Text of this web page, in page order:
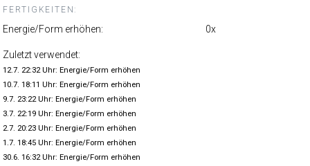
FERTIGKEITEN:
Energie/Form erhöhen: 0x
Zuletzt verwendet:
12.7. 22:32 Uhr: Energie/Form erhöhen
10.7. 18:11 Uhr: Energie/Form erhöhen
9.7. 23:22 Uhr: Energie/Form erhöhen
3.7. 22:19 Uhr: Energie/Form erhöhen
2.7. 20:23 Uhr: Energie/Form erhöhen
1.7. 18:45 Uhr: Energie/Form erhöhen
30.6. 16:32 Uhr: Energie/Form erhöhen